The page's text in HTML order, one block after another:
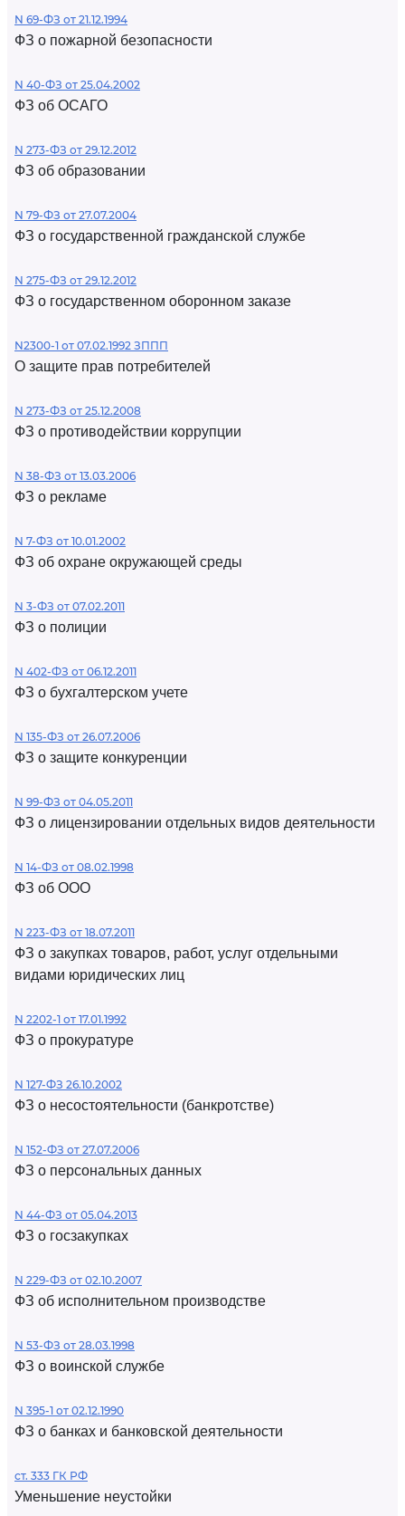
N 69-ФЗ от 21.12.1994
ФЗ о пожарной безопасности
N 40-ФЗ от 25.04.2002
ФЗ об ОСАГО
N 273-ФЗ от 29.12.2012
ФЗ об образовании
N 79-ФЗ от 27.07.2004
ФЗ о государственной гражданской службе
N 275-ФЗ от 29.12.2012
ФЗ о государственном оборонном заказе
N2300-1 от 07.02.1992 ЗППП
О защите прав потребителей
N 273-ФЗ от 25.12.2008
ФЗ о противодействии коррупции
N 38-ФЗ от 13.03.2006
ФЗ о рекламе
N 7-ФЗ от 10.01.2002
ФЗ об охране окружающей среды
N 3-ФЗ от 07.02.2011
ФЗ о полиции
N 402-ФЗ от 06.12.2011
ФЗ о бухгалтерском учете
N 135-ФЗ от 26.07.2006
ФЗ о защите конкуренции
N 99-ФЗ от 04.05.2011
ФЗ о лицензировании отдельных видов деятельности
N 14-ФЗ от 08.02.1998
ФЗ об ООО
N 223-ФЗ от 18.07.2011
ФЗ о закупках товаров, работ, услуг отдельными
видами юридических лиц
N 2202-1 от 17.01.1992
ФЗ о прокуратуре
N 127-ФЗ 26.10.2002
ФЗ о несостоятельности (банкротстве)
N 152-ФЗ от 27.07.2006
ФЗ о персональных данных
N 44-ФЗ от 05.04.2013
ФЗ о госзакупках
N 229-ФЗ от 02.10.2007
ФЗ об исполнительном производстве
N 53-ФЗ от 28.03.1998
ФЗ о воинской службе
N 395-1 от 02.12.1990
ФЗ о банках и банковской деятельности
ст. 333 ГК РФ
Уменьшение неустойки